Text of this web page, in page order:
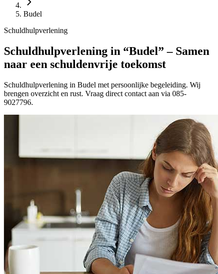
Budel
Schuldhulpverlening
Schuldhulpverlening in “Budel” – Samen
naar een schuldenvrije toekomst
Schuldhulpverlening in Budel met persoonlijke begeleiding. Wij
brengen overzicht en rust. Vraag direct contact aan via 085-
9027796.